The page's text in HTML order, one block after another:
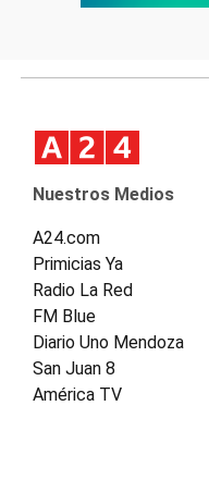
Nuestros Medios
A24.com
Primicias Ya
Radio La Red
FM Blue
Diario Uno Mendoza
San Juan 8
América TV